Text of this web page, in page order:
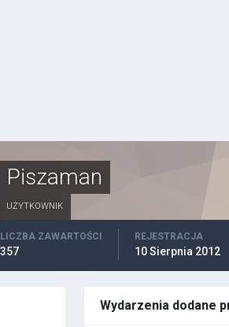
Piszaman
UŻYTKOWNIK
LICZBA ZAWARTOŚCI
357
REJESTRACJA
10 Sierpnia 2012
Wydarzenia dodane